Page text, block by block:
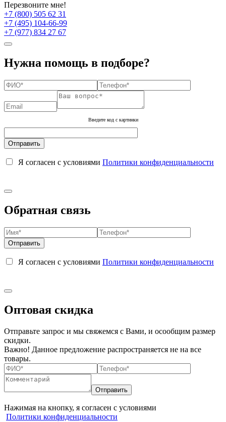
Перезвоните мне!
+7 (800) 505 62 31
+7 (495) 104-66-99
+7 (977) 834 27 67
Нужна помощь в подборе?
Введите код с картинки
Я согласен с условиями Политики конфиденциальности
Обратная связь
Я согласен с условиями Политики конфиденциальности
Оптовая скидка
Отправьте запрос и мы свяжемся с Вами, и осообщим размер
скидки.
Важно! Данное предложение распространяется не на все
товары.
Нажимая на кнопку, я согласен с условиями
Политики конфиденциальности